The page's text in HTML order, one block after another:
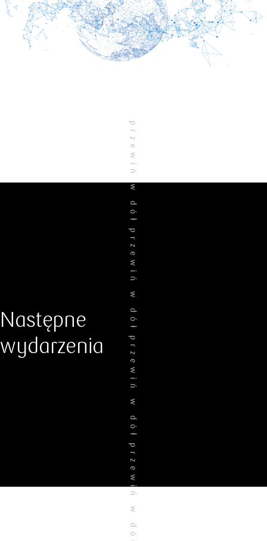
Następne
wydarzenia